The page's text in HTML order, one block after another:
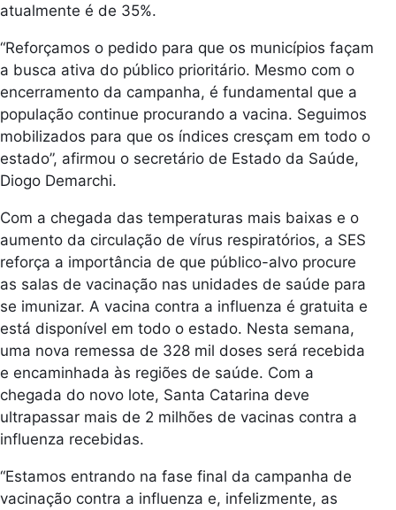
atualmente é de 35%.
“Reforçamos o pedido para que os municípios façam
a busca ativa do público prioritário. Mesmo com o
encerramento da campanha, é fundamental que a
população continue procurando a vacina. Seguimos
mobilizados para que os índices cresçam em todo o
estado”, afirmou o secretário de Estado da Saúde,
Diogo Demarchi.
Com a chegada das temperaturas mais baixas e o
aumento da circulação de vírus respiratórios, a SES
reforça a importância de que público-alvo procure
as salas de vacinação nas unidades de saúde para
se imunizar. A vacina contra a influenza é gratuita e
está disponível em todo o estado. Nesta semana,
uma nova remessa de 328 mil doses será recebida
e encaminhada às regiões de saúde. Com a
chegada do novo lote, Santa Catarina deve
ultrapassar mais de 2 milhões de vacinas contra a
influenza recebidas.
“Estamos entrando na fase final da campanha de
vacinação contra a influenza e, infelizmente, as